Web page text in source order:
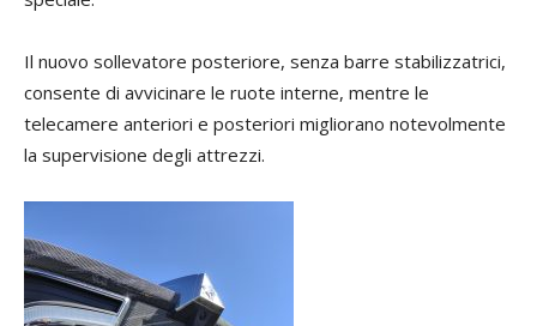
Il nuovo sollevatore posteriore, senza barre stabilizzatrici,
consente di avvicinare le ruote interne, mentre le
telecamere anteriori e posteriori migliorano notevolmente
la supervisione degli attrezzi.